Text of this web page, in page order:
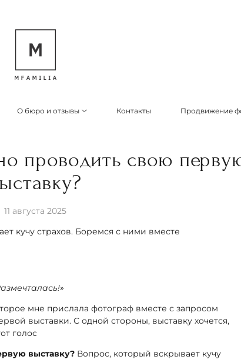
О бюро и отзывы Контакты Продвижение
проводить свою
11 августа 2025
кучу страхов. Боремся с ними вместе
мне прислала фотограф вместе с запросом
выставки. С одной стороны, выставку хочется,
голос
выставку? Вопрос, который вскрывает кучу